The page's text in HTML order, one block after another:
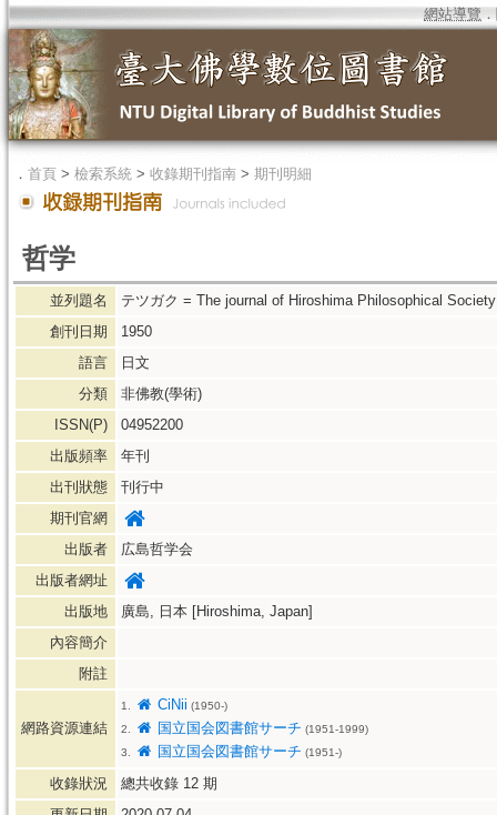
網站導覽 ．
． 首頁 > 檢索系統 > 收錄期刊指南 > 期刊明細
哲学
並列題名
テツガク = The journal of Hiroshima Philosophical Society
創刊日期
1950
語言
日文
分類
非佛教(學術)
ISSN(P)
04952200
出版頻率
年刊
出刊狀態
刊行中
期刊官網
出版者
広島哲学会
出版者網址
出版地
廣島, 日本 [Hiroshima, Japan]
內容簡介
附註
網路資源連結
1. CiNii (1950-)
2.
国立国会図書館サーチ (1951-1999)
3.
国立国会図書館サーチ (1951-)
收錄狀況 總共收錄 12 期